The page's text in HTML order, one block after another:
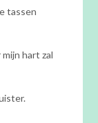
tassen
hart zal